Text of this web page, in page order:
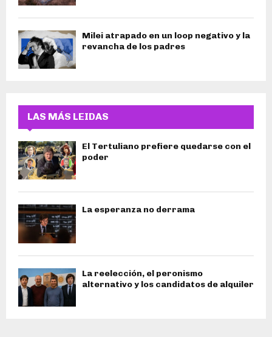
Milei atrapado en un loop negativo y la
revancha de los padres
LAS MÁS LEIDAS
El Tertuliano prefiere quedarse con el
poder
La esperanza no derrama
La reelección, el peronismo
alternativo y los candidatos de alquiler